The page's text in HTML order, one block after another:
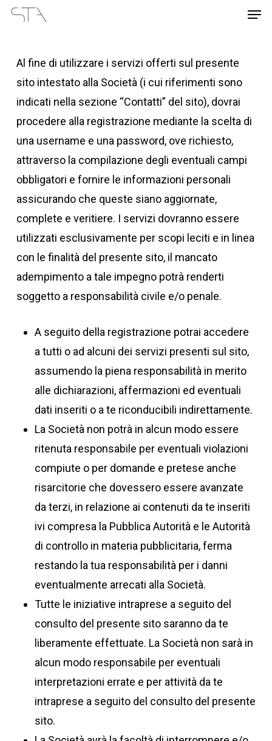
Skip
contentAl fine di utilizzare i servizi offerti sul presente
sito intestato alla Società (i cui riferimenti sono
indicati nella sezione “Contatti” del sito), dovrai
procedere alla registrazione mediante la scelta di
una username e una password, ove richiesto,
attraverso la compilazione degli eventuali campi
obbligatori e fornire le informazioni personali
assicurando che queste siano aggiornate,
complete e veritiere. I servizi dovranno essere
utilizzati esclusivamente per scopi leciti e in linea
con le finalità del presente sito, il mancato
adempimento a tale impegno potrà renderti
soggetto a responsabilità civile e/o penale.
A seguito della registrazione potrai accedere
a tutti o ad alcuni dei servizi presenti sul sito,
assumendo la piena responsabilità in merito
alle dichiarazioni, affermazioni ed eventuali
dati inseriti o a te riconducibili indirettamente.
La Società non potrà in alcun modo essere
ritenuta responsabile per eventuali violazioni
compiute o per domande e pretese anche
risarcitorie che dovessero essere avanzate
da terzi, in relazione ai contenuti da te inseriti
ivi compresa la Pubblica Autorità e le Autorità
di controllo in materia pubblicitaria, ferma
restando la tua responsabilità per i danni
eventualmente arrecati alla Società.
Tutte le iniziative intraprese a seguito del
consulto del presente sito saranno da te
liberamente effettuate. La Società non sarà in
alcun modo responsabile per eventuali
interpretazioni errate e per attività da te
intraprese a seguito del consulto del presente
sito.
Menu